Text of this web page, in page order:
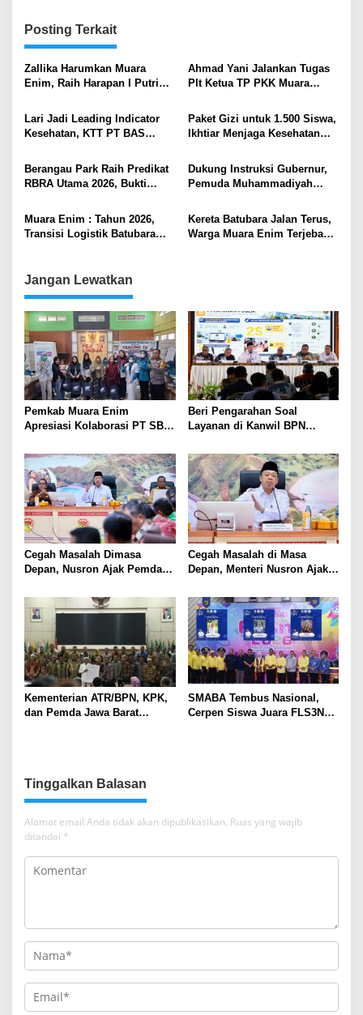
Posting Terkait
Zallika Harumkan Muara
Enim, Raih Harapan I Putri
Ahmad Yani Jalankan Tugas
Plt Ketua TP PKK Muara
Lari Jadi Leading Indicator
Kesehatan, KTT PT BAS
Kompetensi ESDM
Paket Gizi untuk 1.500 Siswa,
Ikhtiar Menjaga Kesehatan
Berangau Park Raih Predikat
RBRA Utama 2026, Bukti
Ramah Anak .
Dukung Instruksi Gubernur,
Pemuda Muhammadiyah
Segera Bentuk Satgas
Penertiban Angkutan
Batubara
Muara Enim : Tahun 2026,
Transisi Logistik Batubara
Kereta Batubara Jalan Terus,
Warga Muara Enim Terjebak
Jangan Lewatkan
Pemkab Muara Enim
Apresiasi Kolaborasi PT SBS
Warga Sekitar Tambang
Beri Pengarahan Soal
Layanan di Kanwil BPN
Nusron: Gunakan Sudut
Pandang Masyarakat
Cegah Masalah Dimasa
Depan, Nusron Ajak Pemda
Rumah Ibadah di NTT
Cegah Masalah di Masa
Depan, Menteri Nusron Ajak
Tanah Rumah Ibadah di NTT
Kementerian ATR/BPN, KPK,
dan Pemda Jawa Barat
SMABA Tembus Nasional,
Cerpen Siswa Juara FLS3N
Tinggalkan Balasan
Alamat email Anda tidak akan dipublikasikan. Ruas yang wajib
ditandai *